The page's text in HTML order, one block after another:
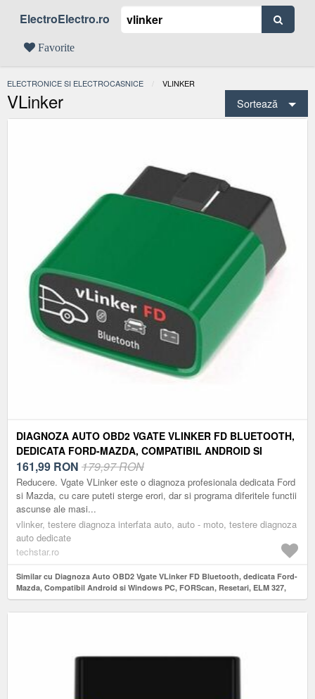
ElectroElectro.ro
Favorite
ELECTRONICE SI ELECTROCASNICE ACTUAL:
VLINKER
VLinker Sortează
DIAGNOZA AUTO OBD2 VGATE VLINKER FD BLUETOOTH,
DEDICATA FORD-MAZDA, COMPATIBIL ANDROID SI
WINDOWS PC, FORSCAN, RESETARI, ELM 327,
VERDE/NEGRU
161,99 RON 179,97 RON
Reducere. Vgate VLinker este o diagnoza profesionala dedicata Ford
si Mazda, cu care puteti sterge erori, dar si programa diferitele functii
ascunse ale masi...
vlinker, testere diagnoza interfata auto, auto - moto, testere diagnoza
auto dedicate
techstar.ro
Similar cu Diagnoza Auto OBD2 Vgate VLinker FD Bluetooth, dedicata Ford-
Mazda, Compatibil Android si Windows PC, FORScan, Resetari, ELM 327,
Verde/Negru